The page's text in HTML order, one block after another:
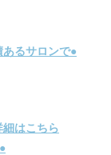
るサロンで●
はこちら